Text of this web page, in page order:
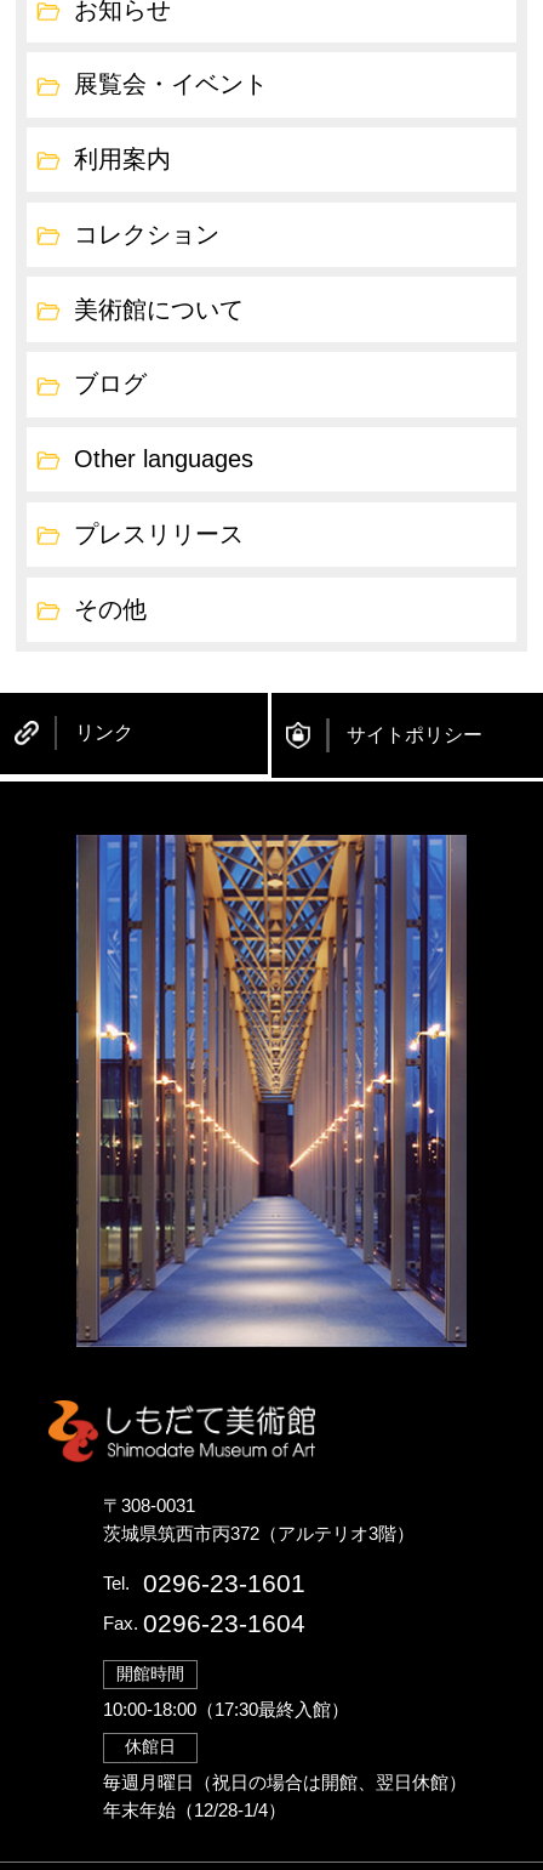
お知らせ
展覧会・イベント
利用案内
コレクション
美術館について
ブログ
Other languages
プレスリリース
その他
リンク サイトポリシー
しもだて美術館
〒308-0031
茨城県筑西市丙372（アルテリオ3階）
Tel. 0296-23-1601
Fax. 0296-23-1604
開館時間
10:00-18:00（17:30最終入館）
休館日
毎週月曜日（祝日の場合は開館、翌日休館）
年末年始（12/28-1/4）